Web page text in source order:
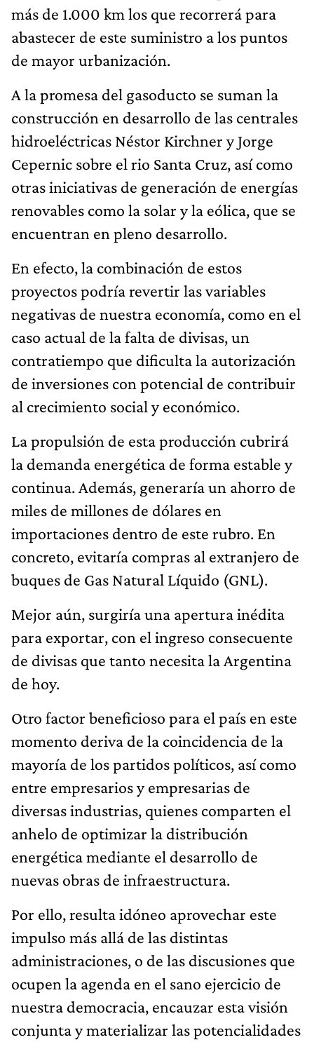
más de 1.000 km los que recorrerá para
abastecer de este suministro a los puntos
de mayor urbanización.
A la promesa del gasoducto se suman la
construcción en desarrollo de las centrales
hidroeléctricas Néstor Kirchner y Jorge
Cepernic sobre el rio Santa Cruz, así como
otras iniciativas de generación de energías
renovables como la solar y la eólica, que se
encuentran en pleno desarrollo.
En efecto, la combinación de estos
proyectos podría revertir las variables
negativas de nuestra economía, como en el
caso actual de la falta de divisas, un
contratiempo que dificulta la autorización
de inversiones con potencial de contribuir
al crecimiento social y económico.
La propulsión de esta producción cubrirá
la demanda energética de forma estable y
continua. Además, generaría un ahorro de
miles de millones de dólares en
importaciones dentro de este rubro. En
concreto, evitaría compras al extranjero de
buques de Gas Natural Líquido (GNL).
Mejor aún, surgiría una apertura inédita
para exportar, con el ingreso consecuente
de divisas que tanto necesita la Argentina
de hoy.
Otro factor beneficioso para el país en este
momento deriva de la coincidencia de la
mayoría de los partidos políticos, así como
entre empresarios y empresarias de
diversas industrias, quienes comparten el
anhelo de optimizar la distribución
energética mediante el desarrollo de
nuevas obras de infraestructura.
Por ello, resulta idóneo aprovechar este
impulso más allá de las distintas
administraciones, o de las discusiones que
ocupen la agenda en el sano ejercicio de
nuestra democracia, encauzar esta visión
conjunta y materializar las potencialidades